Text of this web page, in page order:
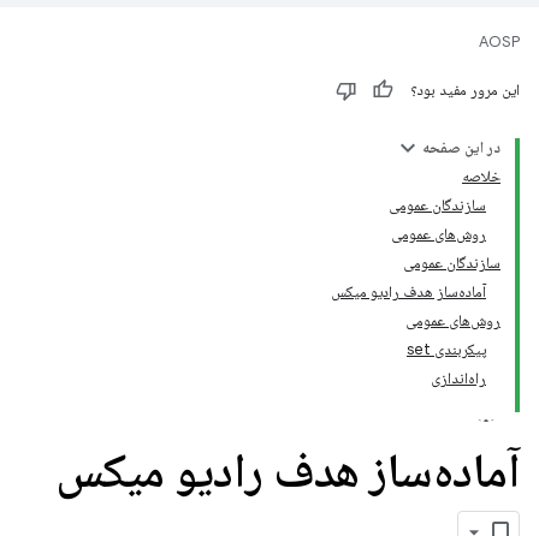
AOSP
این مرور مفید بود؟
در این صفحه
خلاصه
سازندگان عمومی
روش‌های عمومی
سازندگان عمومی
آماده‌ساز هدف رادیو میکس
روش‌های عمومی
پیکربندی set
راه‌اندازی
آماده‌ساز هدف رادیو میکس